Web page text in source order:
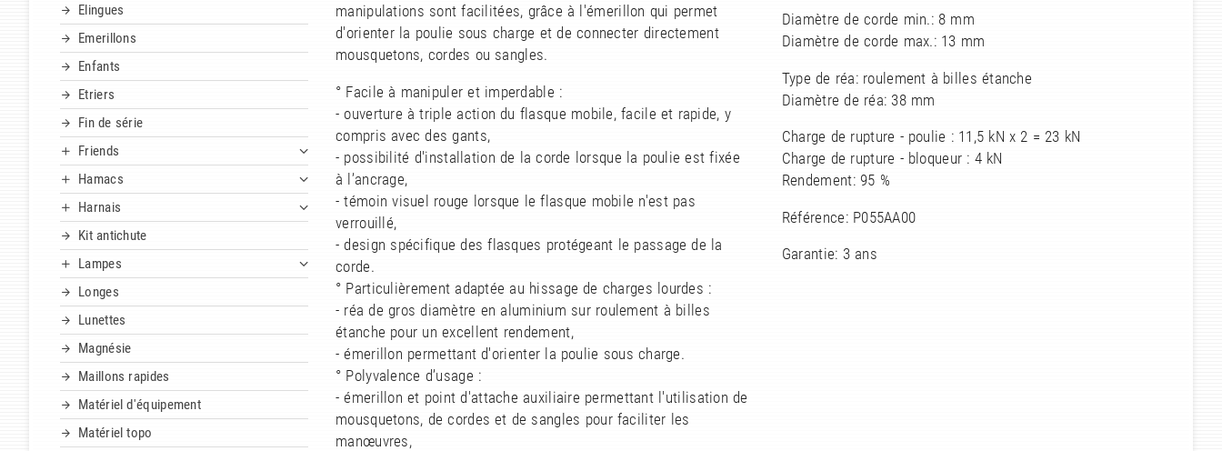
Elingues
Emerillons
Enfants
Etriers
Fin de série
Friends
Hamacs
Harnais
Kit antichute
Lampes
Longes
Lunettes
Magnésie
Maillons rapides
Matériel d'équipement
Matériel topo
manipulations sont facilitées, grâce à l'émerillon qui permet
d'orienter la poulie sous charge et de connecter directement
mousquetons, cordes ou sangles.
° Facile à manipuler et imperdable :
- ouverture à triple action du flasque mobile, facile et rapide, y
compris avec des gants,
- possibilité d'installation de la corde lorsque la poulie est fixée
à l’ancrage,
- témoin visuel rouge lorsque le flasque mobile n'est pas
verrouillé,
- design spécifique des flasques protégeant le passage de la
corde.
° Particulièrement adaptée au hissage de charges lourdes :
- réa de gros diamètre en aluminium sur roulement à billes
étanche pour un excellent rendement,
- émerillon permettant d'orienter la poulie sous charge.
° Polyvalence d’usage :
- émerillon et point d'attache auxiliaire permettant l'utilisation de
mousquetons, de cordes et de sangles pour faciliter les
manœuvres,
Diamètre de corde min.: 8 mm
Diamètre de corde max.: 13 mm
Type de réa: roulement à billes étanche
Diamètre de réa: 38 mm
Charge de rupture - poulie : 11,5 kN x 2 = 23 kN
Charge de rupture - bloqueur : 4 kN
Rendement: 95 %
Référence: P055AA00
Garantie: 3 ans